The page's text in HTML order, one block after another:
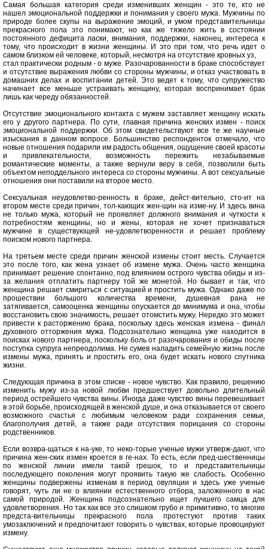
Самая большая категория среди изменивших женщин - это те, кто не
нашел эмоциональной поддержки и понимания у своего мужа. Мужчины по
природе более скупы на выражение эмоций, и умом представительницы
прекрасного пола это понимают, но как же тяжело жить в состоянии
постоянного дефицита ласки, внимания, поддержки, наконец, интереса к
тому, что происходит в жизни женщины. И это при том, что речь идет о
самом близком ей человеке, который, несмотря на отсутствие кровных уз,
стал практически родным - о муже. Разочарованности в браке способствует
и отсутствие выражения любви со стороны мужчины, и отказ участвовать в
домашних делах и воспитании детей. Это ведет к тому, что супружество
начинает все меньше устраивать женщину, которая воспринимает брак
лишь как череду обязанностей.
Отсутствие эмоционального контакта с мужем заставляет женщину искать
его у другого партнера. По сути, главная причина женских измен - поиск
эмоциональной поддержки. Об этом свидетельствуют все те же научные
изыскания в данном вопросе. Большинство респонденток отмечало, что
новые отношения подарили им радость общения, ощущение своей красоты
и привлекательности, возможность пережить незабываемые
романтические моменты, а также вернули веру в себя, позволили быть
объектом неподдельного интереса со стороны мужчины. А вот сексуальные
отношения они поставили на второе место.
Сексуальная неудовлетво-ренность в браке, дейст-вительно, сто-ит на
втором месте среди причин, тол-кающих жен-щин на изме-ну. И здесь вина
не только мужа, который не проявляет должного внимания и чуткости к
потребностям женщины, но и жены, которая не хочет признаваться
мужчине в существующей не-удовлетворенности и решает проблему
поиском нового партнера.
На третьем месте среди причин женской измены стоит месть. Случается
это после того, как жена узнает об измене мужа. Очень часто женщина
принимает решение спонтанно, под влиянием острого чувства обиды и из-
за желания отплатить партнеру той же монетой. Но бывает и так, что
женщина решает смириться с ситуацией и простить мужа. Однако даже по
прошествии большого количества времени, душевная рана не
затягивается, самооценка женщины опускается до минимума и она, чтобы
восстановить свою значимость, решает отомстить мужу. Нередко это может
привести к расторжению брака, поскольку здесь женская измена - финал
духовного отторжения мужа. Подсознательно женщина уже находится в
поисках нового партнера, поскольку боль от разочарования и обиды после
поступка супруга непреодолима. Не сумев наладить семейную жизнь после
измены мужа, принять и простить его, она будет искать нового спутника
жизни.
Следующая причина в этом списке - новое чувство. Как правило, решению
изменить мужу из-за новой любви предшествует довольно длительный
период острейшего чувства вины. Иногда даже чувство вины перевешивает
в этой борьбе, происходящей в женской душе, и она отказывается от своего
возможного счастья с любимым человеком ради сохранения семьи,
благополучия детей, а также ради отсутствия порицания со стороны
родственников.
Если возвра-щаться к на-уке, то неко-торые ученые мужи утверж-дают, что
причина жен-ских измен кроется в ге-нах. То есть, если пред-шественницы
по женской линии имели такой грешок, то и представительницы
последующего поколения могут проявить такую же слабость. Особенно
женщины подвержены изменам в период овуляции и здесь уже ученые
говорят, чуть ли не о влиянии естественного отбора, заложенного в нас
самой природой. Женщина подсознательно ищет лучшего самца для
удовлетворения. Но так как все это слишком грубо и примитивно, то многие
предста-вительницы прекрасного пола протестуют против таких
умозаключений и предпочитают говорить о чувствах, которые провоцируют
измену.